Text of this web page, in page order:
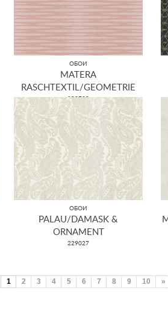
ОБОИ
MATERA
RASCHTEXTIL/GEOMETRIE
298702
ОБОИ
PALAU/DAMASK &
ORNAMENT
229027
1 2 3 4 5 6 7 8 9 10 »